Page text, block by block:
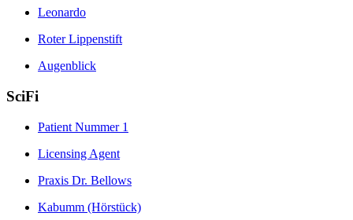
Leonardo
Roter Lippenstift
Augenblick
SciFi
Patient Nummer 1
Licensing Agent
Praxis Dr. Bellows
Kabumm (Hörstück)